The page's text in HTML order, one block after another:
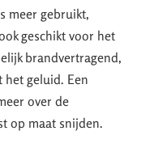
meer gebruikt,
geschikt voor het
brandvertragend,
het geluid. Een
over de
op maat snijden.